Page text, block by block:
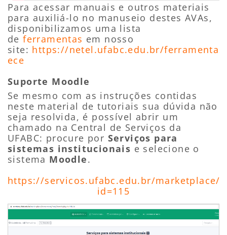
Para acessar manuais e outros materiais
para auxiliá-lo no manuseio destes AVAs,
disponibilizamos uma lista
deferramentas em nosso
site: https://netel.ufabc.edu.br/
ece
Suporte Moodle
Se mesmo com as instruções contidas
neste material de tutoriais sua dúvida não
seja resolvida, é possível abrir um
chamado na Central de Serviços da
UFABC: procure por Serviços para
sistemas institucionais e selecione o
sistema Moodle.
https://servicos.ufabc.edu.br/
id=115